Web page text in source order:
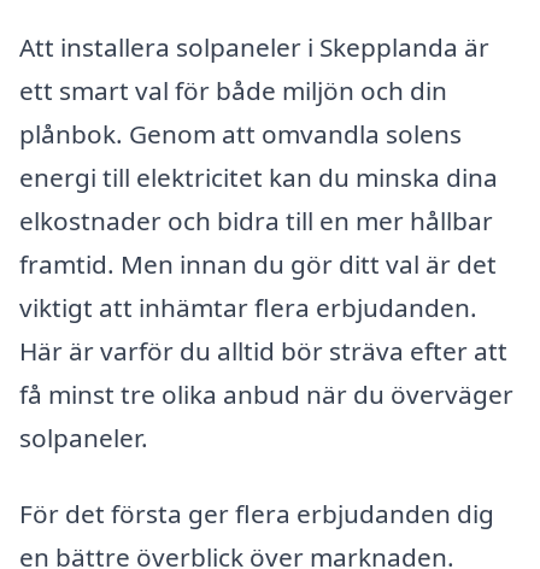
Att installera solpaneler i Skepplanda är
ett smart val för både miljön och din
plånbok. Genom att omvandla solens
energi till elektricitet kan du minska dina
elkostnader och bidra till en mer hållbar
framtid. Men innan du gör ditt val är det
viktigt att inhämtar flera erbjudanden.
Här är varför du alltid bör sträva efter att
få minst tre olika anbud när du överväger
solpaneler.
För det första ger flera erbjudanden dig
en bättre överblick över marknaden.